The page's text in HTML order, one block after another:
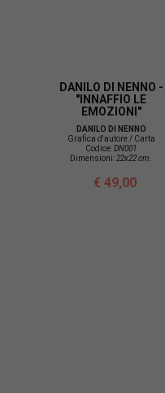
DANILO DI NENNO -
"INNAFFIO LE
EMOZIONI"
DANILO DI NENNO
Grafica d'autore / Carta
Codice:DN001
Dimensioni: 22x22 cm.
€ 49,00